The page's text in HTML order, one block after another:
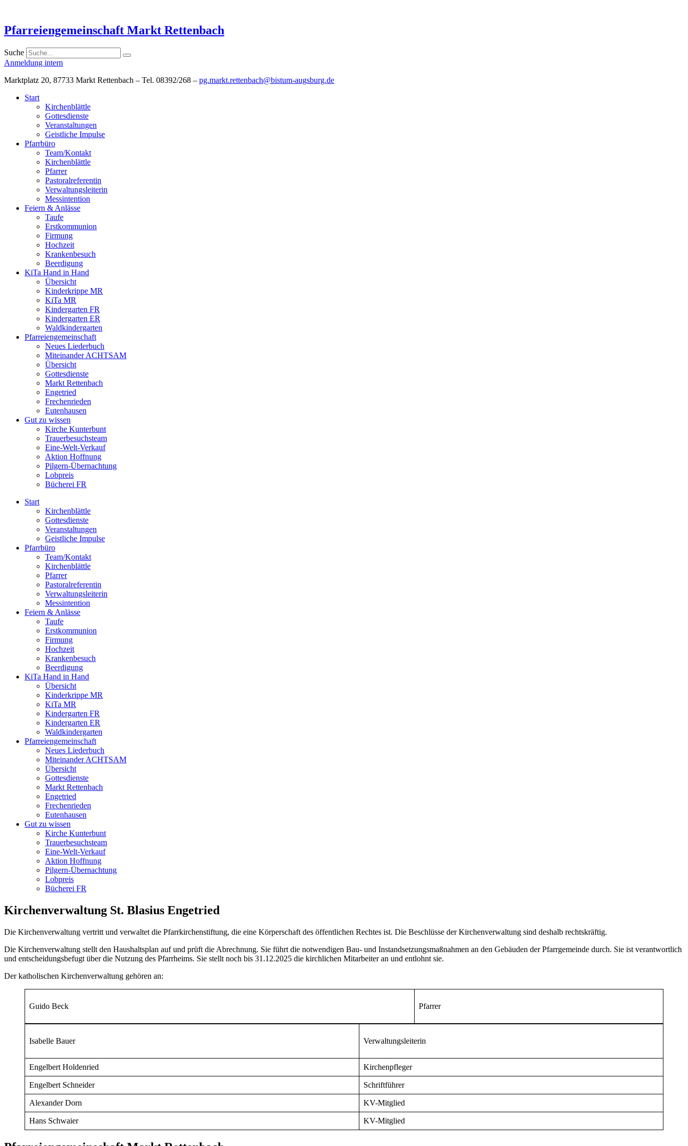
springen
Pfarreiengemeinschaft Markt Rettenbach
Suche
Anmeldung intern
Marktplatz 20, 87733 Markt Rettenbach – Tel. 08392/268 – pg.markt.rettenbach@bistum-augsburg.de
Start
Kirchenblättle
Gottesdienste
Veranstaltungen
Geistliche Impulse
Pfarrbüro
Team/Kontakt
Kirchenblättle
Pfarrer
Pastoralreferentin
Verwaltungsleiterin
Messintention
Feiern & Anlässe
Taufe
Erstkommunion
Firmung
Hochzeit
Krankenbesuch
Beerdigung
KiTa Hand in Hand
Übersicht
Kinderkrippe MR
KiTa MR
Kindergarten FR
Kindergarten ER
Waldkindergarten
Pfarreiengemeinschaft
Neues Liederbuch
Miteinander ACHTSAM
Übersicht
Gottesdienste
Markt Rettenbach
Engetried
Frechenrieden
Eutenhausen
Gut zu wissen
Kirche Kunterbunt
Trauerbesuchsteam
Eine-Welt-Verkauf
Aktion Hoffnung
Pilgern-Übernachtung
Lobpreis
Bücherei FR
Start
Kirchenblättle
Gottesdienste
Veranstaltungen
Geistliche Impulse
Pfarrbüro
Team/Kontakt
Kirchenblättle
Pfarrer
Pastoralreferentin
Verwaltungsleiterin
Messintention
Feiern & Anlässe
Taufe
Erstkommunion
Firmung
Hochzeit
Krankenbesuch
Beerdigung
KiTa Hand in Hand
Übersicht
Kinderkrippe MR
KiTa MR
Kindergarten FR
Kindergarten ER
Waldkindergarten
Pfarreiengemeinschaft
Neues Liederbuch
Miteinander ACHTSAM
Übersicht
Gottesdienste
Markt Rettenbach
Engetried
Frechenrieden
Eutenhausen
Gut zu wissen
Kirche Kunterbunt
Trauerbesuchsteam
Eine-Welt-Verkauf
Aktion Hoffnung
Pilgern-Übernachtung
Lobpreis
Bücherei FR
Kirchenverwaltung St. Blasius Engetried
Die Kirchenverwaltung vertritt und verwaltet die Pfarrkirchenstiftung, die eine Körperschaft des öffentlichen Rechtes ist. Die Beschlüsse der Kirchenverwaltung sind deshalb rechtskräftig.
Die Kirchenverwaltung stellt den Haushaltsplan auf und prüft die Abrechnung. Sie führt die notwendigen Bau- und Instandsetzungsmaßnahmen an den Gebäuden der Pfarrgemeinde durch. Sie ist verantwortlich
und entscheidungsbefugt über die Nutzung des Pfarrheims. Sie stellt noch bis 31.12.2025 die kirchlichen Mitarbeiter an und entlohnt sie.
Der katholischen Kirchenverwaltung gehören an:
Guido Beck Pfarrer
Isabelle Bauer Verwaltungsleiterin
Engelbert Holdenried Kirchenpfleger
Engelbert Schneider Schriftführer
Alexander Dorn KV-Mitglied
Hans Schwaier KV-Mitglied